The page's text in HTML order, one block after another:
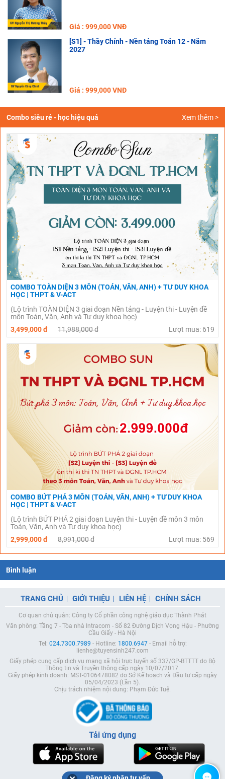
Giá : 999,000 VNĐ
[S1] - Thầy Chính - Nền tảng Toán 12 - Năm
2027
Giá : 999,000 VNĐ
Combo siêu rẻ - học hiệu quả Xem thêm >
COMBO TOÀN DIỆN 3 MÔN (TOÁN, VĂN, ANH) + TƯ DUY KHOA
HỌC | THPT & V-ACT
(Lộ trình TOÀN DIỆN 3 giai đoạn Nền tảng - Luyện thi - Luyện đề
môn Toán, Văn, Anh và Tư duy khoa học)
3,499,000 đ
11,988,000 đ Lượt mua: 619
COMBO BỨT PHÁ 3 MÔN (TOÁN, VĂN, ANH) + TƯ DUY KHOA
HỌC | THPT & V-ACT
(Lộ trình BỨT PHÁ 2 giai đoạn Luyện thi - Luyện đề môn 3 môn
Toán, Văn, Anh và Tư duy khoa học)
2,999,000 đ
8,991,000 đ Lượt mua: 569
Bình luận
TRANG CHỦ GIỚI THIỆU LIÊN HỆ CHÍNH SÁCH
Cơ quan chủ quản: Công ty Cổ phần công nghệ giáo dục Thành Phát
Văn phòng: Tầng 7 - Tòa nhà Intracom - Số 82 Đường Dịch Vọng Hậu - Phường
Cầu Giấy - Hà Nội
Tel: 024.7300.7989 - Hotline: 1800.6947- Email hỗ trợ:
lienhe@tuyensinh247.com
Giấy phép cung cấp dịch vụ mạng xã hội trực tuyến số 337/GP-BTTTT do Bộ
Thông tin và Truyền thông cấp ngày 10/07/2017.
Giấy phép kinh doanh: MST-0106478082 do Sở Kế hoạch và Đầu tư cấp ngày
05/04/2023 (Lần 5).
Chịu trách nhiệm nội dung: Phạm Đức Tuệ.
Tải ứng dụng